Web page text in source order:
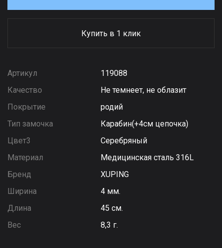
Купить в 1 клик
Артикул
119088
Качество
Не темнеет, не облазит
Покрытие
родий
Тип замочка
Карабин(+4см цепочка)
Цвет3
Серебряный
Материал
Медицинская сталь 316L
Бренд
XUPING
Ширина
4 мм.
Длина
45 см.
Вес
8,3 г.